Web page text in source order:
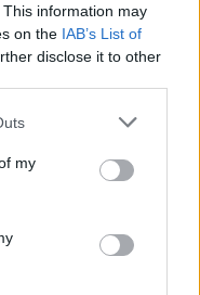
This information may
on the IAB’s List of
disclose it to other
one or more Google
You may click to
third-party tags to
in below Google
my
János fizetéslevonást
akarták a JÉGER
és remek
Szolnok mennyire
ára is